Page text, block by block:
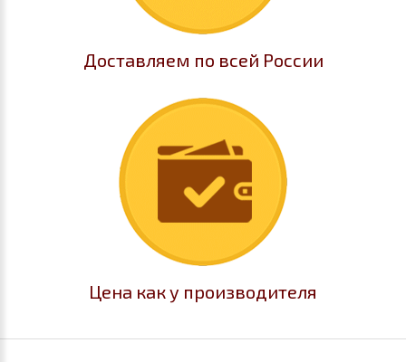
Доставляем по всей России
Цена как у производителя